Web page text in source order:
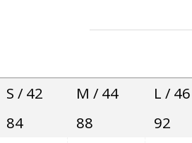
S / 42 M / 44 L / 46
84 88 92